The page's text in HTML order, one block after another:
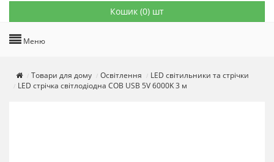
Кошик (0) шт
Меню
Товари для дому Освітлення
LED світильники та стрічки
LED стрічка світлодіодна COB USB 5V 6000K 3 м